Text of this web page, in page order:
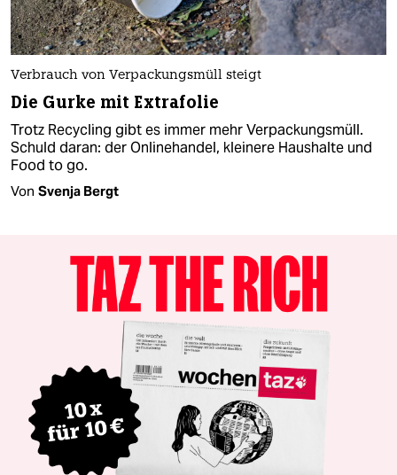
Verbrauch von Verpackungsmüll steigt
Die Gurke mit Extrafolie
Trotz Recycling gibt es immer mehr Verpackungsmüll.
Schuld daran: der Onlinehandel, kleinere Haushalte und
Food to go.
Von Svenja Bergt